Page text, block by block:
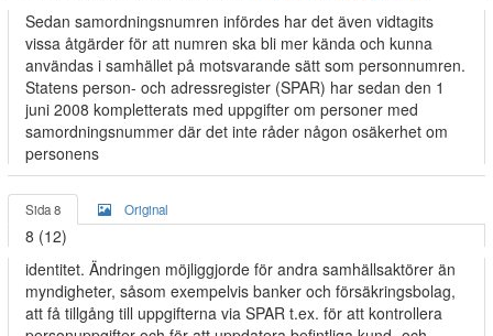
Sedan samordningsnumren infördes har det även vidtagits
vissa åtgärder för att numren ska bli mer kända och kunna
användas i samhället på motsvarande sätt som personnumren.
Statens person- och adressregister (SPAR) har sedan den 1
juni 2008 kompletterats med uppgifter om personer med
samordningsnummer där det inte råder någon osäkerhet om
personens
Sida 8 Original
8 (12)
identitet. Ändringen möjliggjorde för andra samhällsaktörer än
myndigheter, såsom exempelvis banker och försäkringsbolag,
att få tillgång till uppgifterna via SPAR t.ex. för att kontrollera